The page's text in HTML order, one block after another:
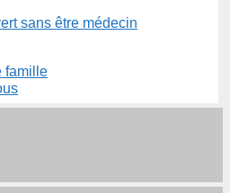
sans être médecin
famille